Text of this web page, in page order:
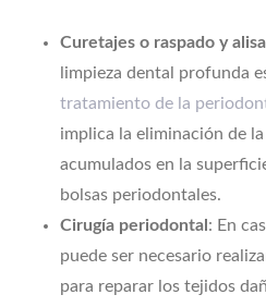
Curetajes o raspado y
limpieza dental profunda
tratamiento de la
implica la eliminación de
acumulados en la
bolsas periodontales.
Cirugía periodontal : En
puede ser necesario
para reparar los tejidos